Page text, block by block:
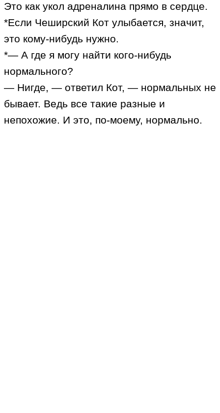
Это как укол адреналина прямо в сердце.
*Если Чеширский Кот улыбается, значит,
это кому-нибудь нужно.
*— А где я могу найти кого-нибудь
нормального?
— Нигде, — ответил Кот, — нормальных не
бывает. Ведь все такие разные и
непохожие. И это, по-моему, нормально.